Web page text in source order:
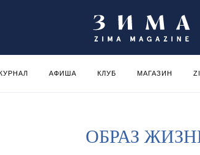
АФИША КЛУБ МАГАЗИН
ОБРАЗ